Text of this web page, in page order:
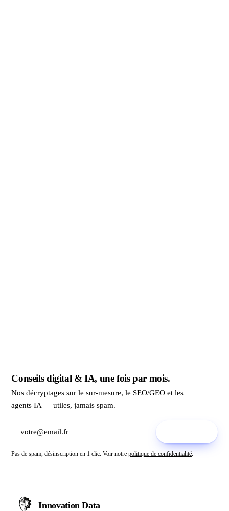
Conseils digital & IA, une fois par mois.
Nos décryptages sur le sur-mesure, le SEO/GEO et les
agents IA — utiles, jamais spam.
Pas de spam, désinscription en 1 clic. Voir notre politique de confidentialité.
Innovation Data